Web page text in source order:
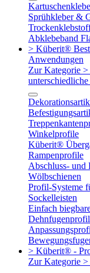
Sprühkleber &
Abklebeband
> Küberit®
Anwendungen
Zur Kategorie
Winkelprofile
Küberit®
Rampenprofile
Abschluss- und
Wölbschienen
Profil-Systeme
Sockelleisten
Einfach
> Küberit® -
Zur Kategorie